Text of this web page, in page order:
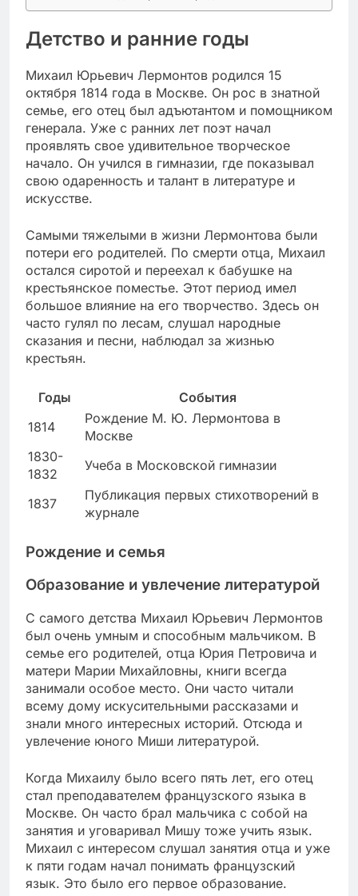
Детство и ранние годы
Михаил Юрьевич Лермонтов родился 15
октября 1814 года в Москве. Он рос в знатной
семье, его отец был адъютантом и помощником
генерала. Уже с ранних лет поэт начал
проявлять свое удивительное творческое
начало. Он учился в гимназии, где показывал
свою одаренность и талант в литературе и
искусстве.
Самыми тяжелыми в жизни Лермонтова были
потери его родителей. По смерти отца, Михаил
остался сиротой и переехал к бабушке на
крестьянское поместье. Этот период имел
большое влияние на его творчество. Здесь он
часто гулял по лесам, слушал народные
сказания и песни, наблюдал за жизнью
крестьян.
Годы
События
1814
Рождение М. Ю. Лермонтова в
Москве
1830-
1832
Учеба в Московской гимназии
1837
Публикация первых стихотворений в
журнале
Рождение и семья
Образование и увлечение литературой
С самого детства Михаил Юрьевич Лермонтов
был очень умным и способным мальчиком. В
семье его родителей, отца Юрия Петровича и
матери Марии Михайловны, книги всегда
занимали особое место. Они часто читали
всему дому искусительными рассказами и
знали много интересных историй. Отсюда и
увлечение юного Миши литературой.
Когда Михаилу было всего пять лет, его отец
стал преподавателем французского языка в
Москве. Он часто брал мальчика с собой на
занятия и уговаривал Мишу тоже учить язык.
Михаил с интересом слушал занятия отца и уже
к пяти годам начал понимать французский
язык. Это было его первое образование.